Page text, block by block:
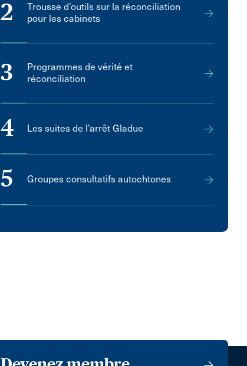
2
Trousse d’outils sur la réconciliation
pour les cabinets
3
Programmes de vérité et
réconciliation
4 Les suites de l’arrêt Gladue
5 Groupes consultatifs autochtones